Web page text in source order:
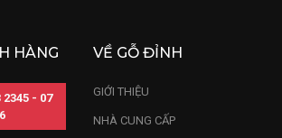
HÀNG
2345 - 07
VỀ GỖ ĐỈNH
GIỚI THIỆU
NHÀ CUNG CẤP